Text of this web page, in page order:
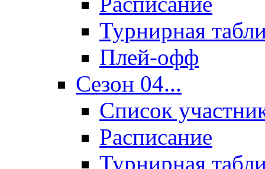
Турнирная
Плей-офф
Сезон 04...
Список
Расписание
Турнирная